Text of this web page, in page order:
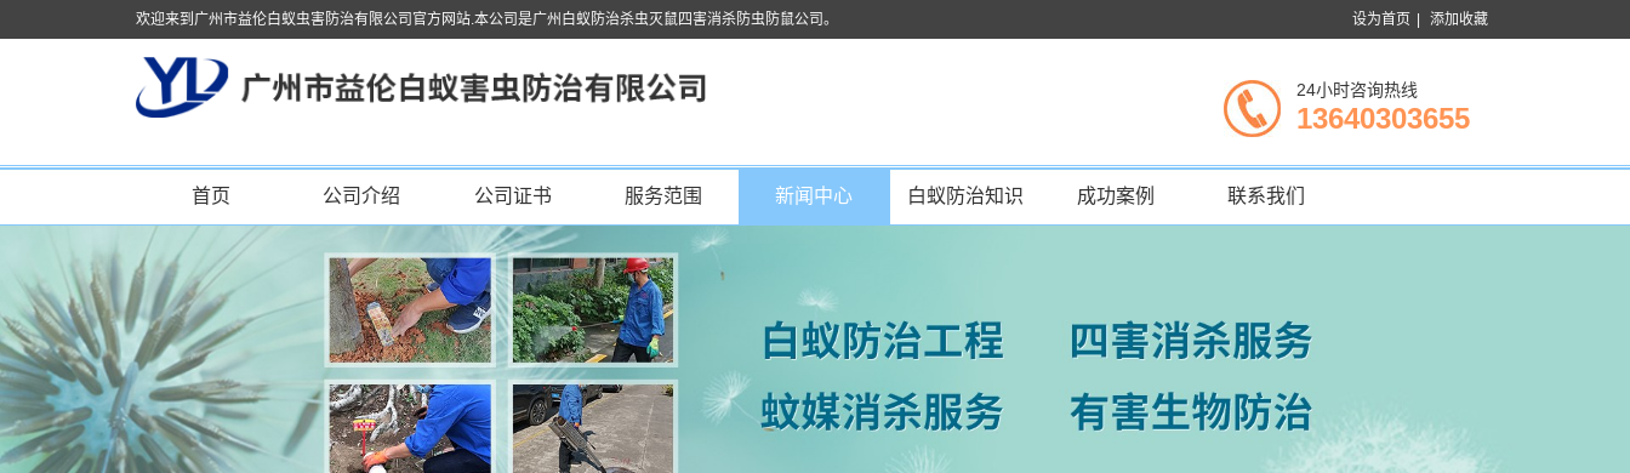
欢迎来到广州市益伦白蚁虫害防治有限公司官方网站.本公司是广州白蚁防治杀虫灭鼠四害消杀防虫防鼠公司。 设为首页 添加收藏
24小时咨询热线
13640303655
首页 公司介绍 公司证书 服务范围 新闻中心 白蚁防治知识 成功案例 联系我们